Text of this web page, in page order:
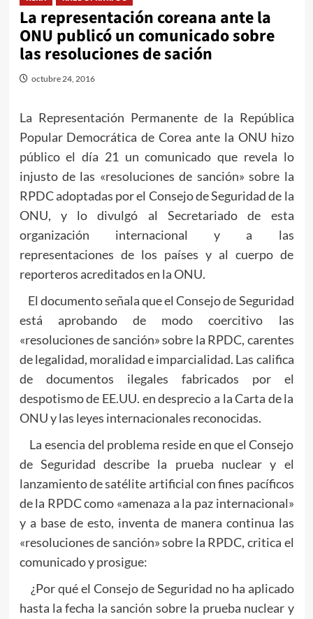
La representación coreana ante la
ONU publicó un comunicado sobre
las resoluciones de sación
octubre 24, 2016
La Representación Permanente de la República
Popular Democrática de Corea ante la ONU hizo
público el día 21 un comunicado que revela lo
injusto de las «resoluciones de sanción» sobre la
RPDC adoptadas por el Consejo de Seguridad de la
ONU, y lo divulgó al Secretariado de esta
organización internacional y a las
representaciones de los países y al cuerpo de
reporteros acreditados en la ONU.
El documento señala que el Consejo de Seguridad
está aprobando de modo coercitivo las
«resoluciones de sanción» sobre la RPDC, carentes
de legalidad, moralidad e imparcialidad. Las califica
de documentos ilegales fabricados por el
despotismo de EE.UU. en desprecio a la Carta de la
ONU y las leyes internacionales reconocidas.
La esencia del problema reside en que el Consejo
de Seguridad describe la prueba nuclear y el
lanzamiento de satélite artificial con fines pacíficos
de la RPDC como «amenaza a la paz internacional»
y a base de esto, inventa de manera continua las
«resoluciones de sanción» sobre la RPDC, critica el
comunicado y prosigue:
¿Por qué el Consejo de Seguridad no ha aplicado
hasta la fecha la sanción sobre la prueba nuclear y